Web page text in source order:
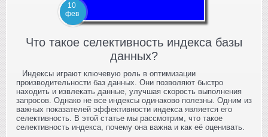
10
фев
Что такое селективность индекса базы
данных?
Индексы играют ключевую роль в оптимизации
производительности баз данных. Они позволяют быстро
находить и извлекать данные, улучшая скорость выполнения
запросов. Однако не все индексы одинаково полезны. Одним из
важных показателей эффективности индекса является его
селективность. В этой статье мы рассмотрим, что такое
селективность индекса, почему она важна и как её оценивать.